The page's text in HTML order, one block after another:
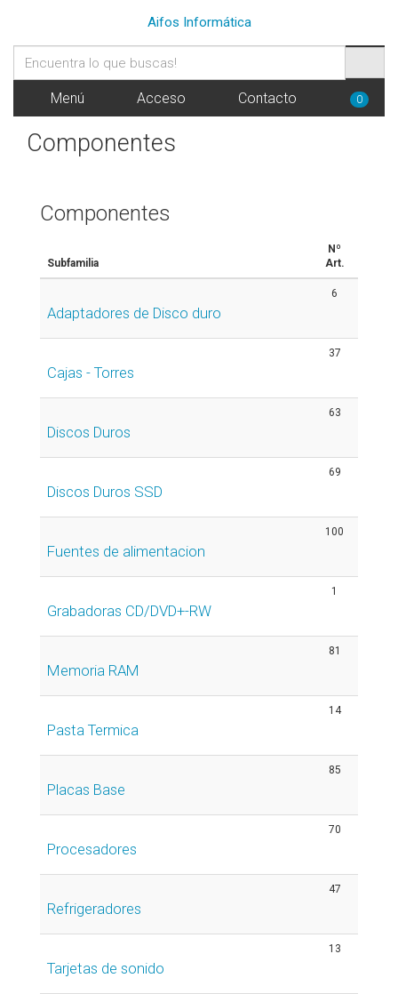
Aifos Informática
Menú Acceso Contacto 0
Componentes
Componentes
Subfamilia
Nº
Art.
Adaptadores de Disco duro
6
Cajas - Torres
37
Discos Duros
63
Discos Duros SSD
69
Fuentes de alimentacion
100
Grabadoras CD/DVD+-RW
1
Memoria RAM
81
Pasta Termica
14
Placas Base
85
Procesadores
70
Refrigeradores
47
Tarjetas de sonido
13